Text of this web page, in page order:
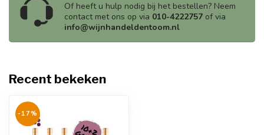
Of heeft u hulp nodig bij het bestellen? Neem
contact met ons op via 010-4222757 of via
info@wijnhandeldentoom.nl
Recent bekeken
-17%